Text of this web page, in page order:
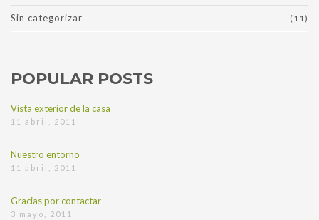
Sin categorizar (11)
POPULAR POSTS
Vista exterior de la casa
11 abril, 2011
Nuestro entorno
11 abril, 2011
Gracias por contactar
3 mayo, 2011